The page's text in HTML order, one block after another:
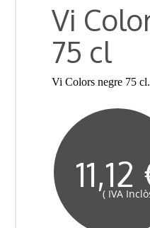
Vi
75 cl
Vi Colors negre 75
11,12
( IVA